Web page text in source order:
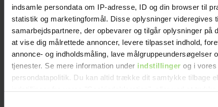
indsamle persondata om IP-adresse, ID og din browser til
statistik og marketingformål. Disse oplysninger videregives
samarbejdspartnere, der opbevarer og tilgår oplysninger på
at vise dig målrettede annoncer, levere tilpasset indhold,
annonce- og indholdsmåling, lave målgruppeundersøgelser
tjenester. Se mere information under indstillinger og i vores
persondatapolitik. Du kan altid trække dit samtykke tilbage
At råbe og banke i bordet
var helt almindeligt for
Maria Jencel, men én